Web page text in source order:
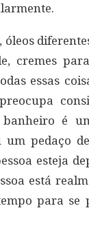
óleos
cremes
essas
é
um pedaço
esteja
está
para se